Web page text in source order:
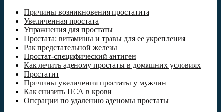
Причины возникновения простатита
Увеличенная простата
Упражнения для простаты
Простата: витамины и травы для ее укрепления
Рак предстательной железы
Простат-специфический антиген
Как лечить аденому простаты в домашних условиях
Простатит
Причины увеличения простаты у мужчин
Как снизить ПСА в крови
Операции по удалению аденомы простаты